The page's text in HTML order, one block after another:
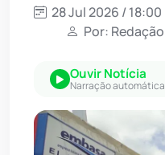
28 Jul 2026 / 18:00
Por:
Ouvir Notícia
Narração